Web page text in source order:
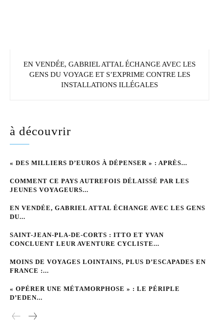
EN VENDÉE, GABRIEL ATTAL ÉCHANGE AVEC LES
GENS DU VOYAGE ET S’EXPRIME CONTRE LES
INSTALLATIONS ILLÉGALES
à découvrir
« DES MILLIERS D’EUROS À DÉPENSER » : APRÈS...
COMMENT CE PAYS AUTREFOIS DÉLAISSÉ PAR LES
JEUNES VOYAGEURS...
EN VENDÉE, GABRIEL ATTAL ÉCHANGE AVEC LES GENS
DU...
SAINT-JEAN-PLA-DE-CORTS : ITTO ET YVAN
CONCLUENT LEUR AVENTURE CYCLISTE...
MOINS DE VOYAGES LOINTAINS, PLUS D’ESCAPADES EN
FRANCE :...
« OPÉRER UNE MÉTAMORPHOSE » : LE PÉRIPLE
D’EDEN...